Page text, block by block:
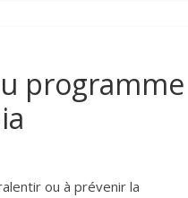
programme
ou à prévenir la